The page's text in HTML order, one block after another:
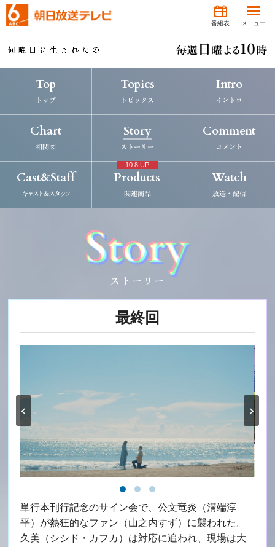
番組表 メニュー
Top
トップ
Topics
トピックス
Intro
イントロ
Chart
相関図
Story
ストーリー
Comment
コメント
Cast&Staff
キャスト＆スタッフ
Products
関連商品
10.8 UP
Watch
放送・配信
ストーリー
最終回
‹ ›
単行本刊行記念のサイン会で、公文竜炎（溝端淳
平）が熱狂的なファン（山之内すず）に襲われた。
久美（シシド・カフカ）は対応に追われ、現場は大